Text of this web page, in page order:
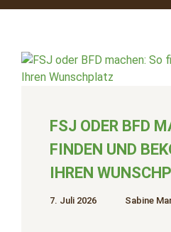
FSJ ODER BFD
FINDEN UND
IHREN
7. Juli 2026 Sabine